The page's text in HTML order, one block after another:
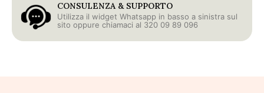
CONSULENZA & SUPPORTO
Utilizza il widget Whatsapp in basso a sinistra sul
sito oppure chiamaci al 320 09 89 096